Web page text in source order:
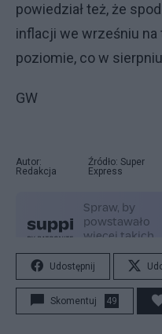
powiedział też, że
inflacji we wrześniu
poziomie, co w
GW
Autor:
Redakcja
Źródło: Super
Express
Udostępnij
Skomentuj 49